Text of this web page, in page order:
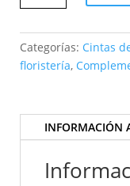
9mt
720mm
Ajedrez
29
cantidad
Categorías: Cintas
floristería,
INFORMACIÓN